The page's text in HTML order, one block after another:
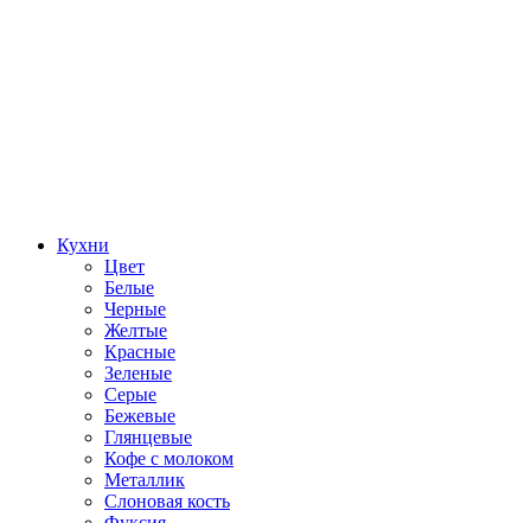
Кухни
Цвет
Белые
Черные
Желтые
Красные
Зеленые
Серые
Бежевые
Глянцевые
Кофе с молоком
Металлик
Слоновая кость